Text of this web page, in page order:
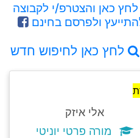
כאן והצטרפ/י לקבוצה
ולפרסם בחינם
לחץ כאן לחיפוש חדש
אלי איזק
מורה פרטי יוניטי